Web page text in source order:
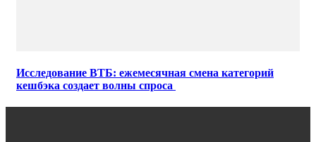
Исследование ВТБ: ежемесячная смена категорий
кешбэка создает волны спроса